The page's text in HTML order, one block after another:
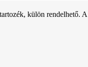
külön rendelhető.